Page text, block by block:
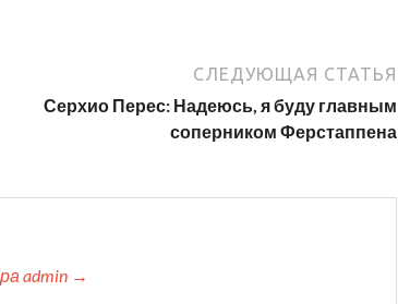
СЛЕДУЮЩАЯ СТАТЬЯ
Серхио Перес: Надеюсь, я буду главным
соперником Ферстаппена
admin →